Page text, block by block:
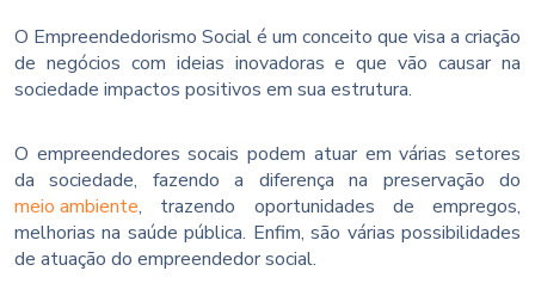
O Empreendedorismo Social é um conceito que visa a criação
de negócios com ideias inovadoras e que vão causar na
sociedade impactos positivos em sua estrutura.
O empreendedores socais podem atuar em várias setores
da sociedade, fazendo a diferença na preservação do
meio ambiente, trazendo oportunidades de empregos,
melhorias na saúde pública. Enfim, são várias possibilidades
de atuação do empreendedor social.